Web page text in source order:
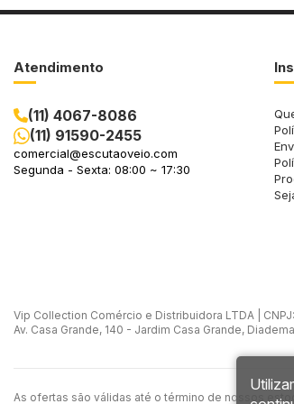
Atendimento
(11) 4067-8086
(11) 91590-2455
comercial@escutaoveio.com
Segunda - Sexta: 08:00 ~ 17:30
Vip Collection Comércio e Distribuidora LTDA |
Av. Casa Grande, 140 - Jardim Casa Grande,
As ofertas são válidas até o término de nossos